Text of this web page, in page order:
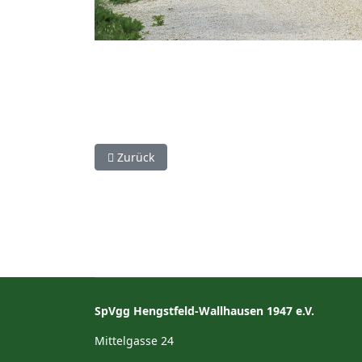
Vorheriger Beitrag: Radtrefferöffnung 2014
Zurück
SpVgg Hengstfeld-Wallhausen 1947 e.V.
Mittelgasse 24